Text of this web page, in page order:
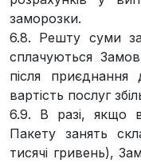
заморозки.
6.8. Решту суми за
сплачуються
після
вартість послуг
6.9. В разі, якщо
Пакету занять
тисячі гривень),